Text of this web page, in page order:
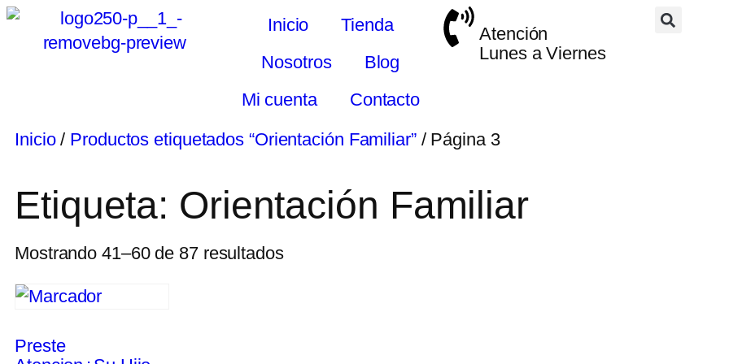
Inicio
Tienda
Nosotros
Blog
Mi cuenta
Contacto
Atención
Lunes a Viernes
Inicio/ Productos etiquetados “Orientación Familiar”/ Página 3
Etiqueta: Orientación Familiar
Mostrando 41–60 de 87 resultados
Preste